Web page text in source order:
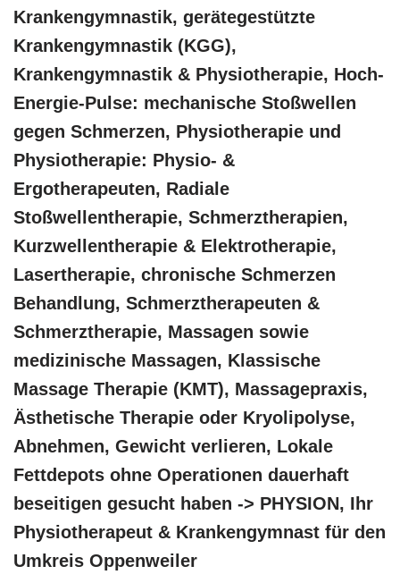
Krankengymnastik, gerätegestützte
Krankengymnastik (KGG),
Krankengymnastik & Physiotherapie, Hoch-
Energie-Pulse: mechanische Stoßwellen
gegen Schmerzen, Physiotherapie und
Physiotherapie: Physio- &
Ergotherapeuten, Radiale
Stoßwellentherapie, Schmerztherapien,
Kurzwellentherapie & Elektrotherapie,
Lasertherapie, chronische Schmerzen
Behandlung, Schmerztherapeuten &
Schmerztherapie, Massagen sowie
medizinische Massagen, Klassische
Massage Therapie (KMT), Massagepraxis,
Ästhetische Therapie oder Kryolipolyse,
Abnehmen, Gewicht verlieren, Lokale
Fettdepots ohne Operationen dauerhaft
beseitigen gesucht haben -> PHYSION, Ihr
Physiotherapeut & Krankengymnast für den
Umkreis Oppenweiler